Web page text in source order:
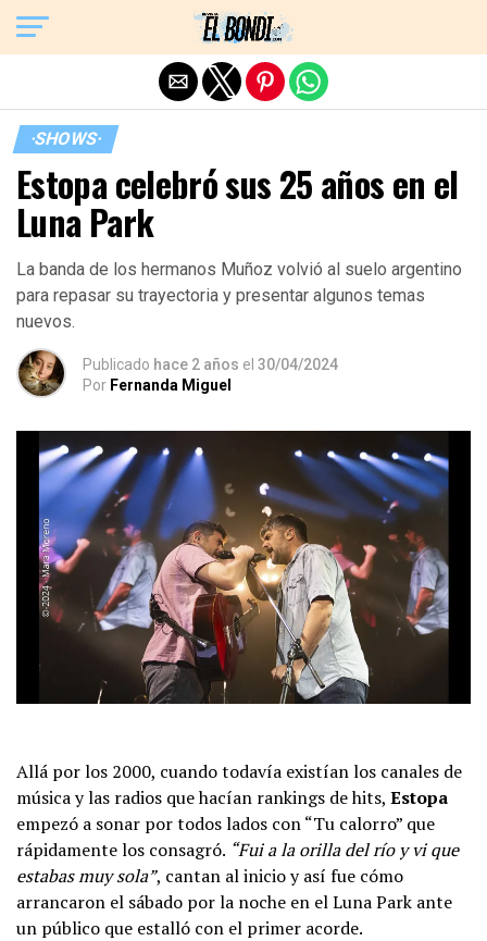
·SHOWS·
Estopa celebró sus 25 años en el
Luna Park
La banda de los hermanos Muñoz volvió al suelo argentino
para repasar su trayectoria y presentar algunos temas
nuevos.
Publicado hace 2 años el 30/04/2024
Por Fernanda Miguel
Allá por los 2000, cuando todavía existían los canales de
música y las radios que hacían rankings de hits, Estopa
empezó a sonar por todos lados con “Tu calorro” que
rápidamente los consagró. “Fui a la orilla del río y vi que
estabas muy sola”, cantan al inicio y así fue cómo
arrancaron el sábado por la noche en el Luna Park ante
un público que estalló con el primer acorde.
Exit mobile version